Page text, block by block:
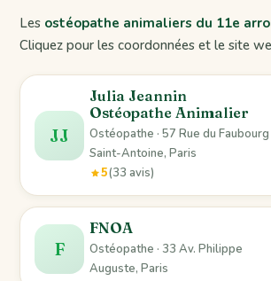
Les ostéopathe animaliers du 11e
Cliquez pour les coordonnées et le site
JJ
Julia Jeannin
Ostéopathe Animalier
Ostéopathe · 57 Rue du Faubourg
Saint-Antoine, Paris
5(33 avis)
F
FNOA
Ostéopathe · 33 Av. Philippe
Auguste, Paris